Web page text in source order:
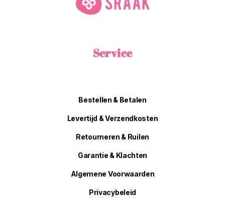
Service
Bestellen & Betalen
Levertijd & Verzendkosten
Retourneren & Ruilen
Garantie & Klachten
Algemene Voorwaarden
Privacybeleid